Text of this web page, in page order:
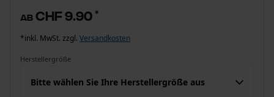
ab CHF 9.90 *
*inkl. MwSt. zzgl. Versandkosten
Herstellergröße
Bitte wählen Sie Ihre Herstellergröße aus